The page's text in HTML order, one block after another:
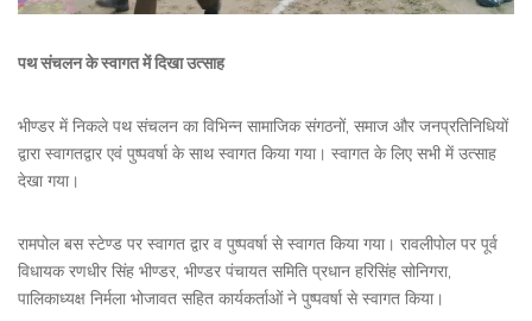
पथ संचलन के स्वागत में दिखा उत्साह
भीण्डर में निकले पथ संचलन का विभिन्न सामाजिक संगठनों, समाज और जनप्रतिनिधियों
द्वारा स्वागतद्वार एवं पुष्पवर्षा के साथ स्वागत किया गया। स्वागत के लिए सभी में उत्साह
देखा गया।
रामपोल बस स्टेण्ड पर स्वागत द्वार व पुष्पवर्षा से स्वागत किया गया। रावलीपोल पर पूर्व
विधायक रणधीर सिंह भीण्डर, भीण्डर पंचायत समिति प्रधान हरिसिंह सोनिगरा,
पालिकाध्यक्ष निर्मला भोजावत सहित कार्यकर्ताओं ने पुष्पवर्षा से स्वागत किया।